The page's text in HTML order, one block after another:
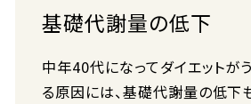
基礎代謝量の低下
中年40代になってダイエットが
る原因には、基礎代謝量の低下